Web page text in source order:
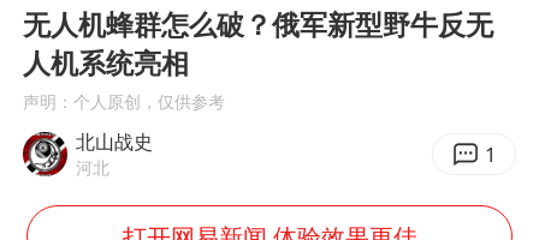
21楼高空抛物嫌疑人被拘留
台风白海豚最新路径研判来了
船舶避风项目停工 多地全力防台风
无人机蜂群怎么破？俄军新型野牛反无
人机系统亮相
声明：个人原创，仅供参考
北山战史
河北 1